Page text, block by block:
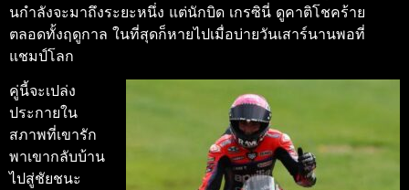
นกําลังจะมาถึงระยะหนึ่ง แต่นักบิด เกรซินี่ ดูคาติโชคร้าย
ตลอดทั้งฤดูกาล ในที่สุดก็หายไปเมื่อบ่ายวันเสาร์นานพอที่
แชมป์โลก
คู่นี้จะเปล่ง
ประกายใน
สภาพที่เขารัก
พาเขากลับบ้าน
ไปสู่ชัยชนะ